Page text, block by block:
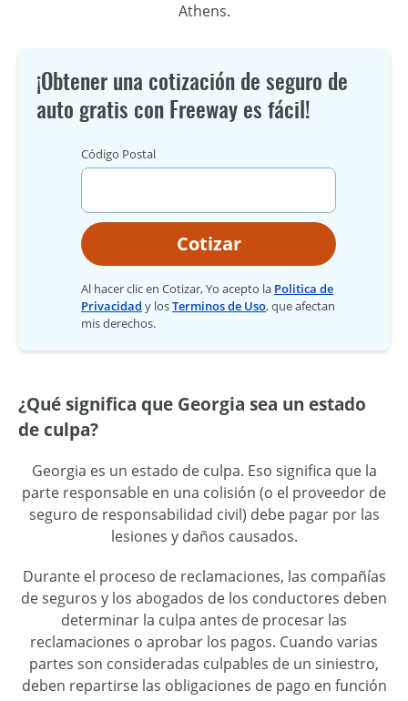
Athens.
¡Obtener una cotización de seguro de
auto gratis con Freeway es fácil!
Código Postal
Cotizar
Al hacer clic en Cotizar, Yo acepto la Politica de
Privacidad y losTerminos de Uso, que afectan
mis derechos.
¿Qué significa que Georgia sea un estado
de culpa?
Georgia es un estado de culpa. Eso significa que la
parte responsable en una colisión (o el proveedor de
seguro de responsabilidad civil) debe pagar por las
lesiones y daños causados.
Durante el proceso de reclamaciones, las compañías
de seguros y los abogados de los conductores deben
determinar la culpa antes de procesar las
reclamaciones o aprobar los pagos. Cuando varias
partes son consideradas culpables de un siniestro,
deben repartirse las obligaciones de pago en función